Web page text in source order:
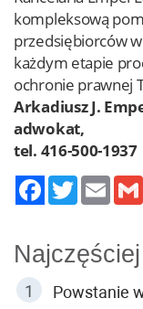
kompleksową
przedsiębiorców
każdym etapie
ochronie prawnej
Arkadiusz J.
adwokat,
tel. 416-500-1937
TwitterEmail
Powstanie